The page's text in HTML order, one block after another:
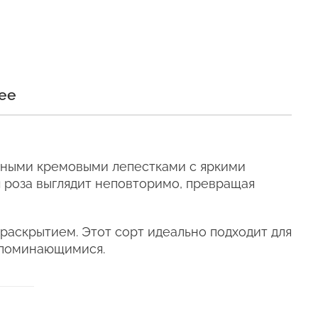
кремовыми лепестками с яркими
выглядит неповторимо, превращая
Этот сорт идеально подходит для
свежесть как
время, даже
для цветов (наши